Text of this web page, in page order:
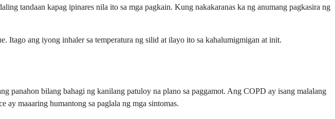
tandaan kapag ipinares nila ito sa mga pagkain. Kung nakakaranas ka ng anumang pagkasira ng
Itago ang iyong inhaler sa temperatura ng silid at ilayo ito sa kahalumigmigan at init.
panahon bilang bahagi ng kanilang patuloy na plano sa paggamot. Ang COPD ay isang malalang
ay maaaring humantong sa paglala ng mga sintomas.